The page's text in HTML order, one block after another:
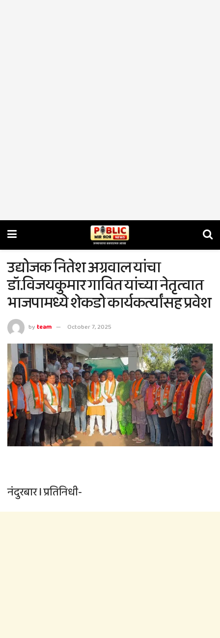
उद्योजक नितेश अग्रवाल यांचा
डॉ.विजयकुमार गावित यांच्या नेतृत्वात
भाजपामध्ये शेकडो कार्यकर्त्यांसह प्रवेश
byteam October 7, 2025
नंदुरबार l प्रतिनिधी-